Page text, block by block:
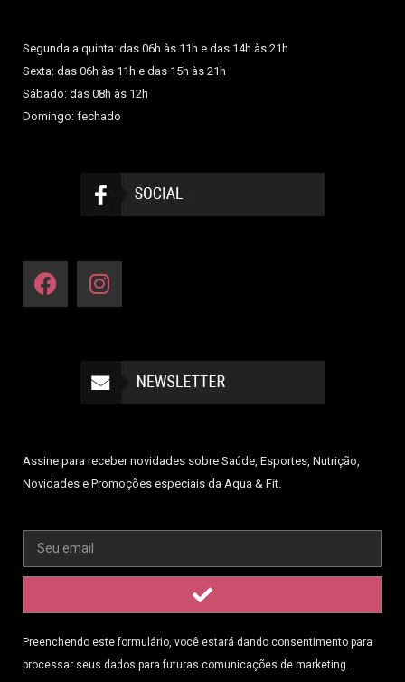
Segunda a quinta: das 06h às 11h e das 14h às 21h
Sexta: das 06h às 11h e das 15h às 21h
Sábado: das 08h às 12h
Domingo: fechado
Assine para receber novidades sobre Saúde, Esportes, Nutrição,
Novidades e Promoções especiais da Aqua & Fit.
Preenchendo este formulário, você estará dando consentimento para
processar seus dados para futuras comunicações de marketing.